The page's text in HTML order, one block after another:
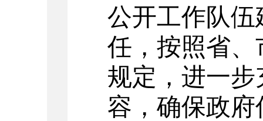
公开工作队
任，按照省
规定，进一
容，确保政